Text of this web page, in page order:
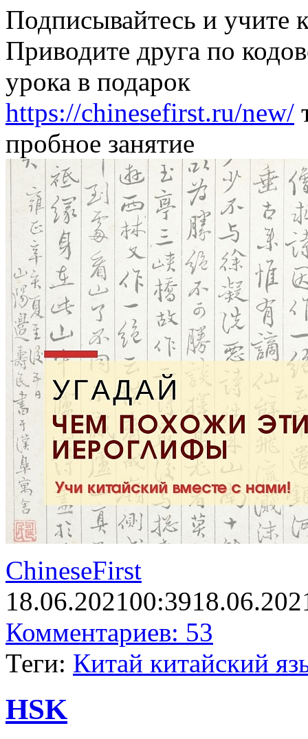
Подписывайтесь и учите
Приводите друга по
урока в подарок
https://chinesefirst.ru/new/
пробное занятие
ChineseFirst
18.06.202100:39
Комментариев: 53
Теги: Китай китайский
HSK